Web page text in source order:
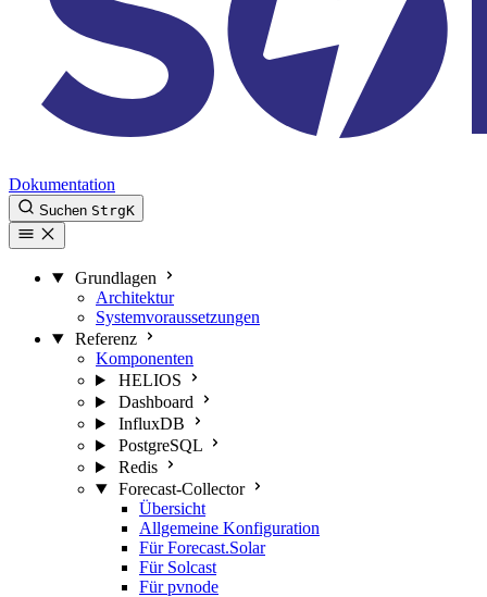
Dokumentation
Suchen StrgK
Grundlagen
Architektur
Systemvoraussetzungen
Referenz
Komponenten
HELIOS
Dashboard
InfluxDB
PostgreSQL
Redis
Forecast-Collector
Übersicht
Allgemeine Konfiguration
Für Forecast.Solar
Für Solcast
Für pvnode